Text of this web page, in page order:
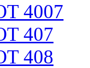
4007
407
408